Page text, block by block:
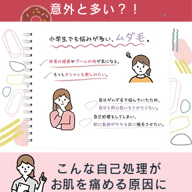
意外と多い？！
こんな自己処理が
​お肌を痛める原因に